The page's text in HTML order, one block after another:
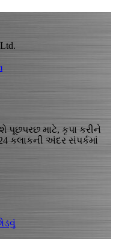
પૂછપરછ માટે, કૃપા કરીને
કલાકની અંદર સંપર્કમાં